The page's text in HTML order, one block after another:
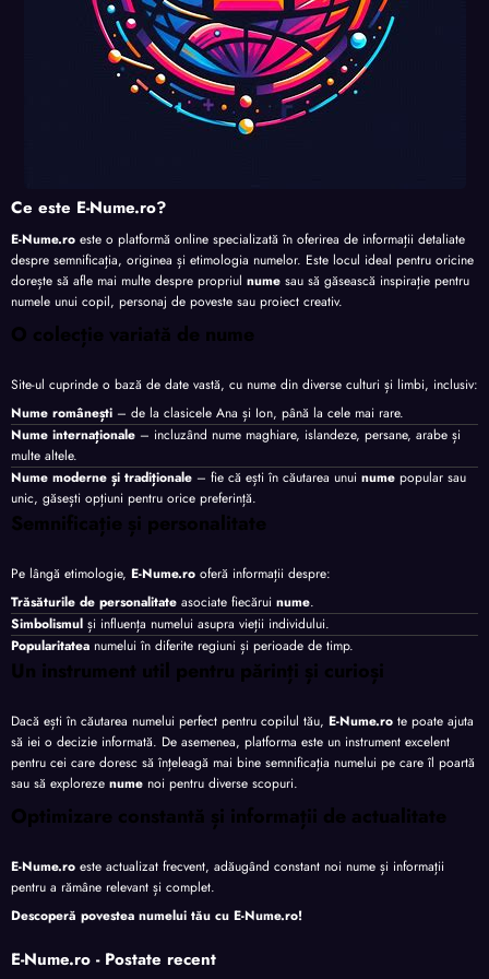
Ce este E-Nume.ro?
E-Nume.ro este o platformă online specializată în oferirea de informații detaliate
despre semnificația, originea și etimologia numelor. Este locul ideal pentru oricine
dorește să afle mai multe despre propriul nume sau să găsească inspirație pentru
numele unui copil, personaj de poveste sau proiect creativ.
O colecție variată de nume
Site-ul cuprinde o bază de date vastă, cu nume din diverse culturi și limbi, inclusiv:
Nume românești – de la clasicele Ana și Ion, până la cele mai rare.
Nume internaționale – incluzând nume maghiare, islandeze, persane, arabe și
multe altele.
Nume moderne și tradiționale – fie că ești în căutarea unui nume popular sau
unic, găsești opțiuni pentru orice preferință.
Semnificație și personalitate
Pe lângă etimologie, E-Nume.ro oferă informații despre:
Trăsăturile de personalitate asociate fiecărui nume.
Simbolismul și influența numelui asupra vieții individului.
Popularitatea numelui în diferite regiuni și perioade de timp.
Un instrument util pentru părinți și curioși
Dacă ești în căutarea numelui perfect pentru copilul tău, E-Nume.ro te poate ajuta
să iei o decizie informată. De asemenea, platforma este un instrument excelent
pentru cei care doresc să înțeleagă mai bine semnificația numelui pe care îl poartă
sau să exploreze nume noi pentru diverse scopuri.
Optimizare constantă și informații de actualitate
E-Nume.ro este actualizat frecvent, adăugând constant noi nume și informații
pentru a rămâne relevant și complet.
Descoperă povestea numelui tău cu E-Nume.ro!
E-Nume.ro - Postate recent